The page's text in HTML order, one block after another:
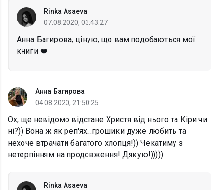
Rinka Asaeva
07.08.2020, 03:43:27
Анна Багирова, ціную, що вам подобаються мої
книги ❤️
Анна Багирова
04.08.2020, 21:50:25
Ох, ще невідомо відстане Христя від нього та Кіри чи
ні?)) Вона ж як реп'ях...грошики дуже любить та
нехоче втрачати багатого хлопця!)) Чекатиму з
нетерпінням на продовження! Дякую!)))))
Rinka Asaeva